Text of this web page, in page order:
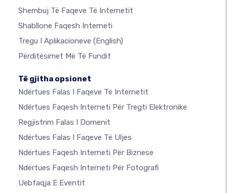
Shembuj Të Faqeve Të Internetit
Shabllone Faqesh Interneti
Tregu I Aplikacioneve (English)
Përditësimet Më Të Fundit
Të gjitha opsionet
Ndërtues Falas I Faqeve Të Internetit
Ndërtues Faqesh Interneti Për Tregti Elektronike
Regjistrim Falas I Domenit
Ndërtues Falas I Faqeve Të Uljes
Ndërtues Faqesh Interneti Për Biznese
Ndërtues Faqesh Interneti Për Fotografi
Uebfaqja E Eventit